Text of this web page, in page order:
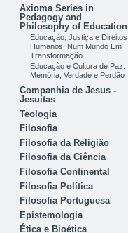
Axioma Series in
Pedagogy and
Philosophy of Education
Educação, Justiça e Direitos
Humanos: Num Mundo Em
Transformação
Educação e Cultura de Paz:
Memória, Verdade e Perdão
Companhia de Jesus -
Jesuítas
Teologia
Filosofia
Filosofia da Religião
Filosofia da Ciência
Filosofia Continental
Filosofia Política
Filosofia Portuguesa
Epistemologia
Ética e Bioética